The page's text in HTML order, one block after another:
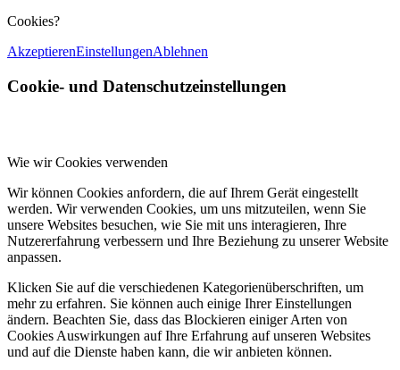
Cookies?
AkzeptierenEinstellungenAblehnen
Cookie- und Datenschutzeinstellungen
Wie wir Cookies verwenden
Wir können Cookies anfordern, die auf Ihrem Gerät eingestellt
werden. Wir verwenden Cookies, um uns mitzuteilen, wenn Sie
unsere Websites besuchen, wie Sie mit uns interagieren, Ihre
Nutzererfahrung verbessern und Ihre Beziehung zu unserer Website
anpassen.
Klicken Sie auf die verschiedenen Kategorienüberschriften, um
mehr zu erfahren. Sie können auch einige Ihrer Einstellungen
ändern. Beachten Sie, dass das Blockieren einiger Arten von
Cookies Auswirkungen auf Ihre Erfahrung auf unseren Websites
und auf die Dienste haben kann, die wir anbieten können.